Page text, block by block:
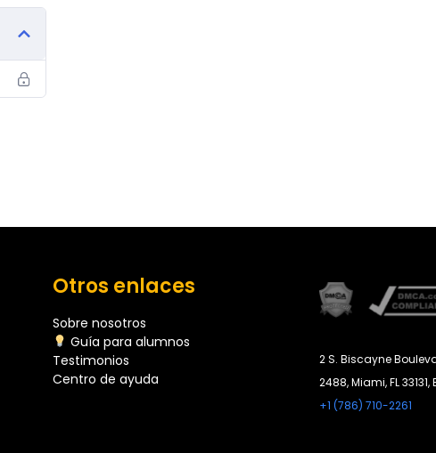
Otros enlaces
Sobre nosotros
Guía para alumnos
Testimonios
Centro de ayuda
2 S. Biscayne
2488, Miami, FL
+1 (786) 710-2261